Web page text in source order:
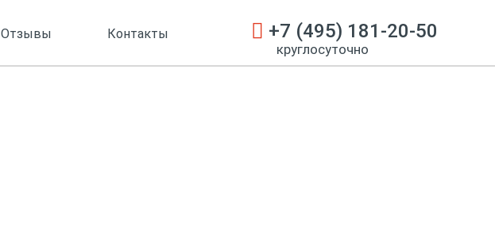
+7 (495) 181-20-50
круглосуточно
Отзывы Контакты